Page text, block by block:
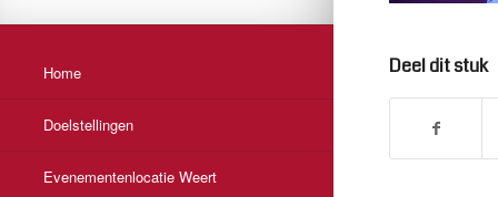
Home
Doelstellingen
Evenementenlocatie Weert
Deel dit stuk